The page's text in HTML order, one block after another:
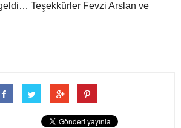
Teşekkürler Fevzi Arslan ve